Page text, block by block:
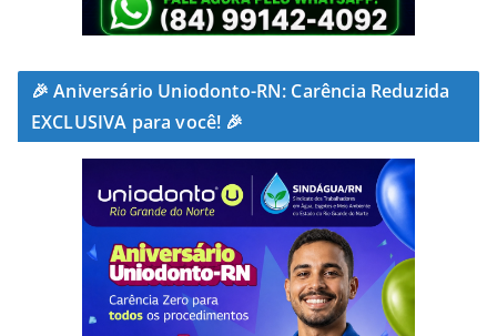
🎉 Aniversário Uniodonto-RN: Carência Reduzida
EXCLUSIVA para você! 🎉